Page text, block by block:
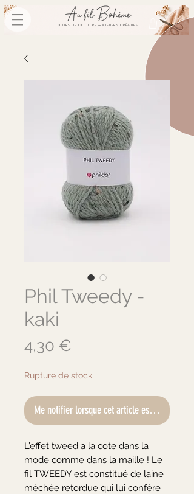
COURS DE COUTURE & ATELIERS CRÉATIFS
Phil Tweedy -
kaki
4,30 €
Rupture de stock
Me notifier lorsque cet article est disponible
L’effet tweed a la cote dans la
mode comme dans la maille ! Le
fil TWEEDY est constitué de laine
méchée retordue qui lui confère